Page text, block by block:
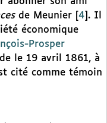
de Meunier 4 . Il
économique
Prosper
le 19 avril 1861, à
cité comme témoin